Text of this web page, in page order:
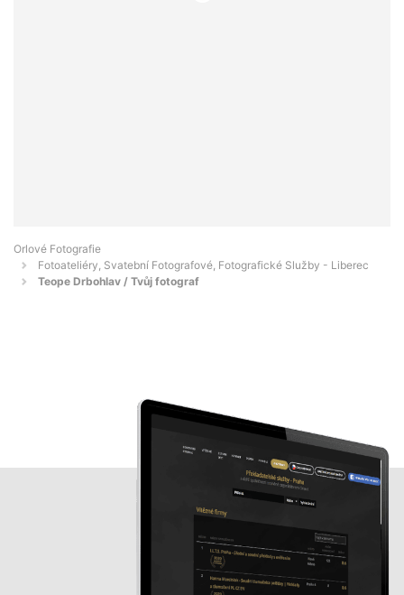
Orlové Fotografie
Fotoateliéry, Svatební Fotografové, Fotografické Služby - Liberec
Teope Drbohlav / Tvůj fotograf